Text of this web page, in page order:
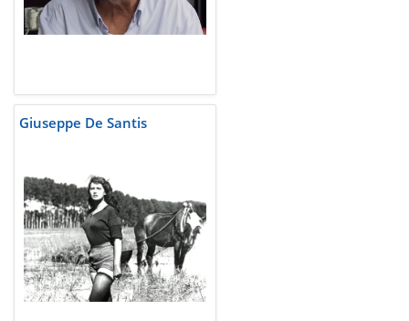
Giuseppe De Santis